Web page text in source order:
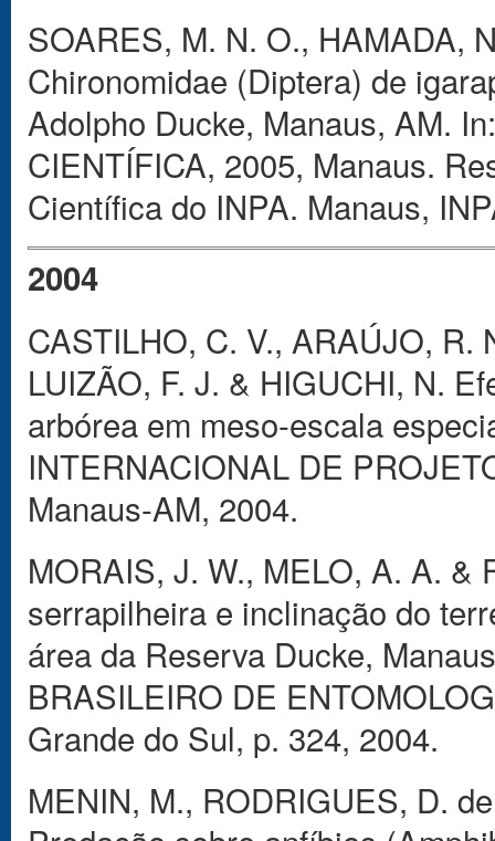
SOARES, M. N. O., HAMADA,
Chironomidae (Diptera) de
Adolpho Ducke, Manaus, AM.
CIENTÍFICA, 2005, Manaus.
Científica do INPA. Manaus,
2004
CASTILHO, C. V., ARAÚJO,
LUIZÃO, F. J. & HIGUCHI, N.
arbórea em meso-escala
INTERNACIONAL DE
Manaus-AM, 2004.
MORAIS, J. W., MELO, A. A. &
serrapilheira e inclinação do
área da Reserva Ducke,
BRASILEIRO DE
Grande do Sul, p. 324, 2004.
MENIN, M., RODRIGUES, D.